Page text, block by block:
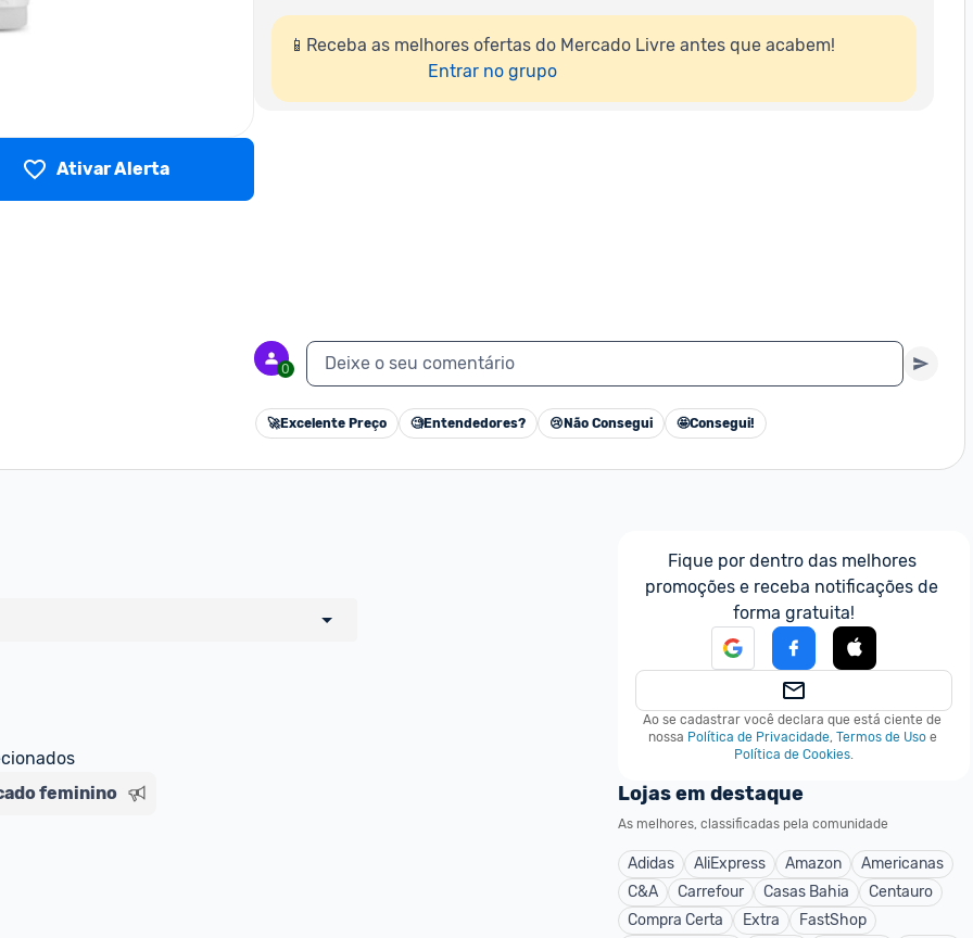
Ativar Alerta
📱Receba as melhores ofertas do Mercado Livre antes que acabem!
Entrar no grupo
0 Deixe o seu comentário
🚀Excelente Preço 🧐Entendedores? 😢 Não Consegui 🤩Consegui!
um marketplace, nós indicamos no
sinalizamos através da tag
feminino
Fique por dentro das melhores
promoções e receba notificações de
forma gratuita!
Ao se cadastrar você declara que está ciente de
nossa Política de Privacidade, Termos de Uso e
Política de Cookies.
Lojas em destaque
As melhores, classificadas pela comunidade
Adidas AliExpress Amazon
Americanas
C&A
Carrefour Casas Bahia
Centauro
Compra Certa
Extra
FastShop